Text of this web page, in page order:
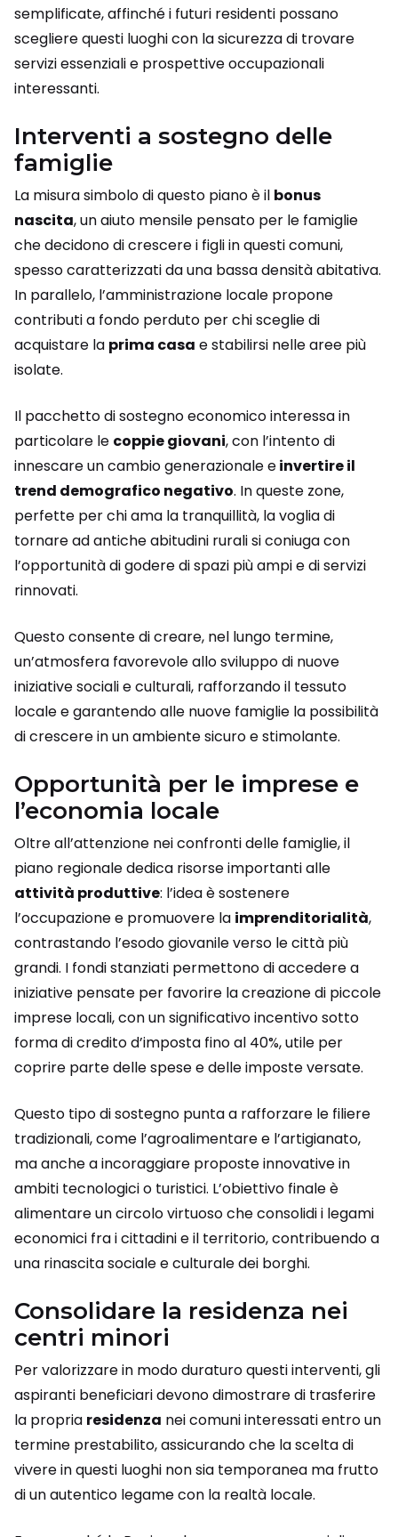
semplificate, affinché i futuri residenti possano
scegliere questi luoghi con la sicurezza di trovare
servizi essenziali e prospettive occupazionali
interessanti.
Interventi a sostegno delle
famiglie
La misura simbolo di questo piano è il bonus
nascita, un aiuto mensile pensato per le famiglie
che decidono di crescere i figli in questi comuni,
spesso caratterizzati da una bassa densità abitativa.
In parallelo, l’amministrazione locale propone
contributi a fondo perduto per chi sceglie di
acquistare la prima casa e stabilirsi nelle aree più
isolate.
Il pacchetto di sostegno economico interessa in
particolare le coppie giovani, con l’intento di
innescare un cambio generazionale einvertire il
trend demografico negativo. In queste zone,
perfette per chi ama la tranquillità, la voglia di
tornare ad antiche abitudini rurali si coniuga con
l’opportunità di godere di spazi più ampi e di servizi
rinnovati.
Questo consente di creare, nel lungo termine,
un’atmosfera favorevole allo sviluppo di nuove
iniziative sociali e culturali, rafforzando il tessuto
locale e garantendo alle nuove famiglie la possibilità
di crescere in un ambiente sicuro e stimolante.
Opportunità per le imprese e
l’economia locale
Oltre all’attenzione nei confronti delle famiglie, il
piano regionale dedica risorse importanti alle
attività produttive: l’idea è sostenere
l’occupazione e promuovere la imprenditorialità,
contrastando l’esodo giovanile verso le città più
grandi. I fondi stanziati permettono di accedere a
iniziative pensate per favorire la creazione di piccole
imprese locali, con un significativo incentivo sotto
forma di credito d’imposta fino al 40%, utile per
coprire parte delle spese e delle imposte versate.
Questo tipo di sostegno punta a rafforzare le filiere
tradizionali, come l’agroalimentare e l’artigianato,
ma anche a incoraggiare proposte innovative in
ambiti tecnologici o turistici. L’obiettivo finale è
alimentare un circolo virtuoso che consolidi i legami
economici fra i cittadini e il territorio, contribuendo a
una rinascita sociale e culturale dei borghi.
Consolidare la residenza nei
centri minori
Per valorizzare in modo duraturo questi interventi, gli
aspiranti beneficiari devono dimostrare di trasferire
la propria residenza nei comuni interessati entro un
termine prestabilito, assicurando che la scelta di
vivere in questi luoghi non sia temporanea ma frutto
di un autentico legame con la realtà locale.